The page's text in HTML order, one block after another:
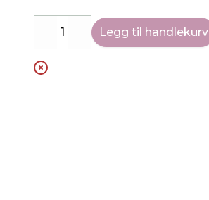
DecreaseIncrease
Legg til handlekurv